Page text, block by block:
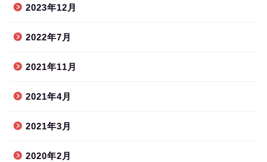
2023年12月
2022年7月
2021年11月
2021年4月
2021年3月
2020年2月